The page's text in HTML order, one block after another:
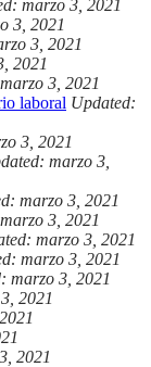
marzo 3, 2021
3, 2021
3, 2021
2021
3, 2021
laboral Updated:
3, 2021
marzo 3,
marzo 3, 2021
3, 2021
marzo 3, 2021
marzo 3, 2021
marzo 3, 2021
2021
2021